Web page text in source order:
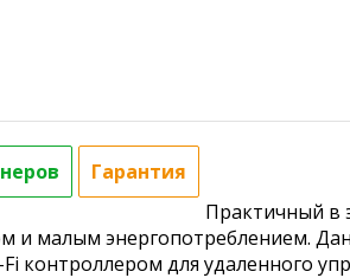
Гарантия
Практичный в
и малым энергопотреблением.
контроллером для удаленного